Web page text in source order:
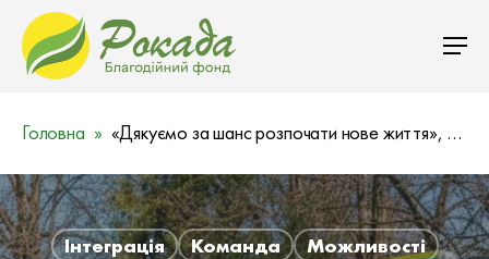
Головна «Дякуємо за шанс розпочати нове життя», – історія внутрішньо переміщеної родини з Донеччини
Інтеграція Команда Можливості